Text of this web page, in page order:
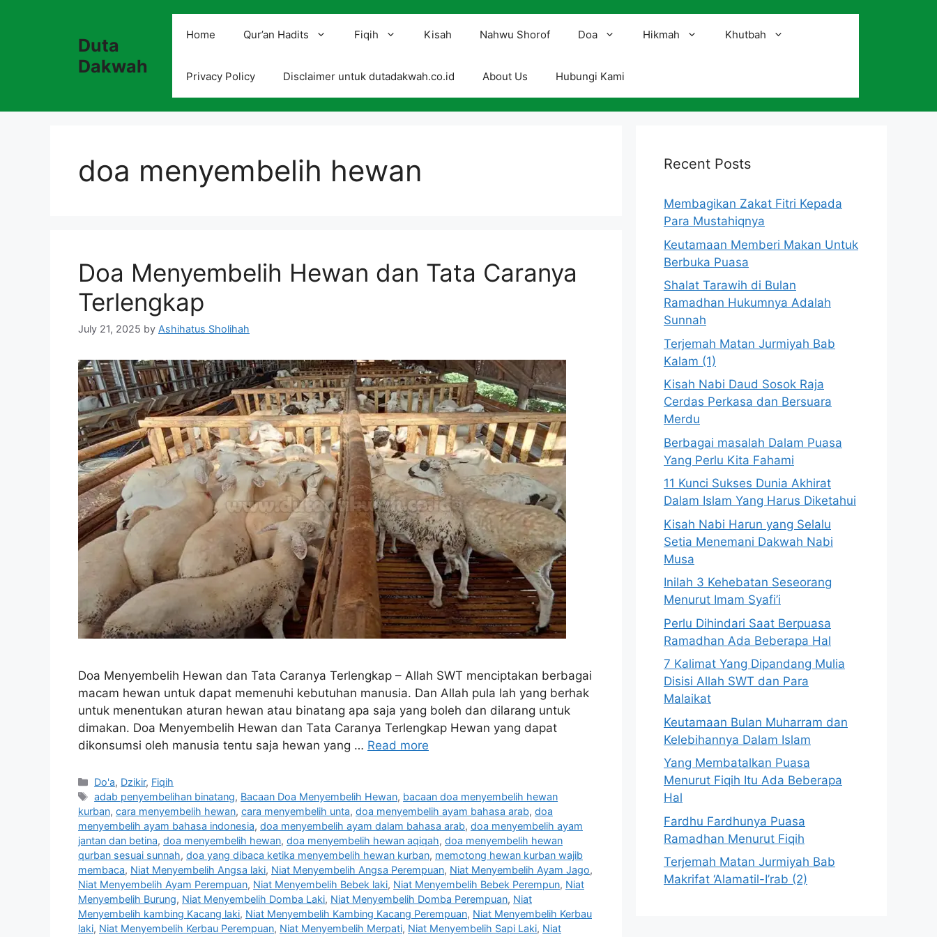
Duta
Dakwah
Home Qur’an Hadits Fiqih Kisah Nahwu Shorof Doa Hikmah Khutbah
Privacy Policy Disclaimer untuk dutadakwah.co.id About Us Hubungi Kami
doa menyembelih hewan
Doa Menyembelih Hewan dan Tata Caranya
Terlengkap
July 21, 2025 by Ashihatus Sholihah
Doa Menyembelih Hewan dan Tata Caranya Terlengkap – Allah SWT menciptakan berbagai
macam hewan untuk dapat memenuhi kebutuhan manusia. Dan Allah pula lah yang berhak
untuk menentukan aturan hewan atau binatang apa saja yang boleh dan dilarang untuk
dimakan. Doa Menyembelih Hewan dan Tata Caranya Terlengkap Hewan yang dapat
dikonsumsi oleh manusia tentu saja hewan yang … Read more
Categories
Do'a, Dzikir, Fiqih
Tags
adab penyembelihan binatang, Bacaan Doa Menyembelih Hewan, bacaan doa menyembelih hewan
kurban, cara menyembelih hewan, cara menyembelih unta, doa menyembelih ayam bahasa arab, doa
menyembelih ayam bahasa indonesia, doa menyembelih ayam dalam bahasa arab, doa menyembelih ayam
jantan dan betina, doa menyembelih hewan, doa menyembelih hewan aqiqah, doa menyembelih hewan
qurban sesuai sunnah, doa yang dibaca ketika menyembelih hewan kurban, memotong hewan kurban wajib
membaca, Niat Menyembelih Angsa laki, Niat Menyembelih Angsa Perempuan, Niat Menyembelih Ayam Jago,
Niat Menyembelih Ayam Perempuan, Niat Menyembelih Bebek laki, Niat Menyembelih Bebek Perempun, Niat
Menyembelih Burung, Niat Menyembelih Domba Laki, Niat Menyembelih Domba Perempuan, Niat
Menyembelih kambing Kacang laki, Niat Menyembelih Kambing Kacang Perempuan, Niat Menyembelih Kerbau
laki, Niat Menyembelih Kerbau Perempuan, Niat Menyembelih Merpati, Niat Menyembelih Sapi Laki, Niat
Recent Posts
Membagikan Zakat Fitri Kepada
Para Mustahiqnya
Keutamaan Memberi Makan Untuk
Berbuka Puasa
Shalat Tarawih di Bulan
Ramadhan Hukumnya Adalah
Sunnah
Terjemah Matan Jurmiyah Bab
Kalam (1)
Kisah Nabi Daud Sosok Raja
Cerdas Perkasa dan Bersuara
Merdu
Berbagai masalah Dalam Puasa
Yang Perlu Kita Fahami
11 Kunci Sukses Dunia Akhirat
Dalam Islam Yang Harus Diketahui
Kisah Nabi Harun yang Selalu
Setia Menemani Dakwah Nabi
Musa
Inilah 3 Kehebatan Seseorang
Menurut Imam Syafi’i
Perlu Dihindari Saat Berpuasa
Ramadhan Ada Beberapa Hal
7 Kalimat Yang Dipandang Mulia
Disisi Allah SWT dan Para
Malaikat
Keutamaan Bulan Muharram dan
Kelebihannya Dalam Islam
Yang Membatalkan Puasa
Menurut Fiqih Itu Ada Beberapa
Hal
Fardhu Fardhunya Puasa
Ramadhan Menurut Fiqih
Terjemah Matan Jurmiyah Bab
Makrifat ‘Alamatil-I’rab (2)